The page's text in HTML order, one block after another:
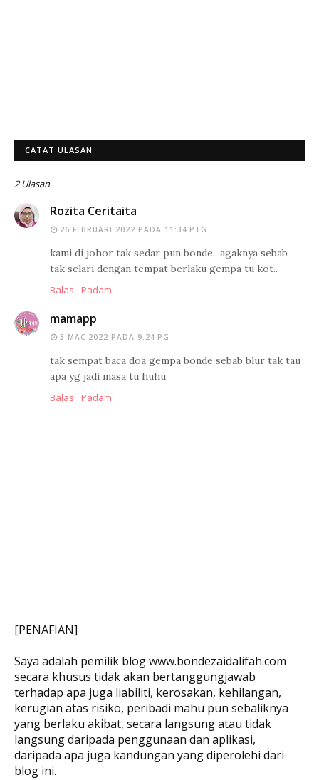
CATAT ULASAN
2 Ulasan
Rozita Ceritaita
26 FEBRUARI 2022 PADA 11:34 PTG
kami di johor tak sedar pun bonde.. agaknya sebab
tak selari dengan tempat berlaku gempa tu kot..
Balas
Padam
mamapp
3 MAC 2022 PADA 9:24 PG
tak sempat baca doa gempa bonde sebab blur tak tau
apa yg jadi masa tu huhu
Balas
Padam
[PENAFIAN]
Saya adalah pemilik blog www.bondezaidalifah.com
secara khusus tidak akan bertanggungjawab
terhadap apa juga liabiliti, kerosakan, kehilangan,
kerugian atas risiko, peribadi mahu pun sebaliknya
yang berlaku akibat, secara langsung atau tidak
langsung daripada penggunaan dan aplikasi,
daripada apa juga kandungan yang diperolehi dari
blog ini.